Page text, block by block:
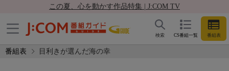
この夏、心を動かす作品特集 | J:COM TV
CS番組一覧 番組表
検索
番組表 目利きが選んだ海の幸